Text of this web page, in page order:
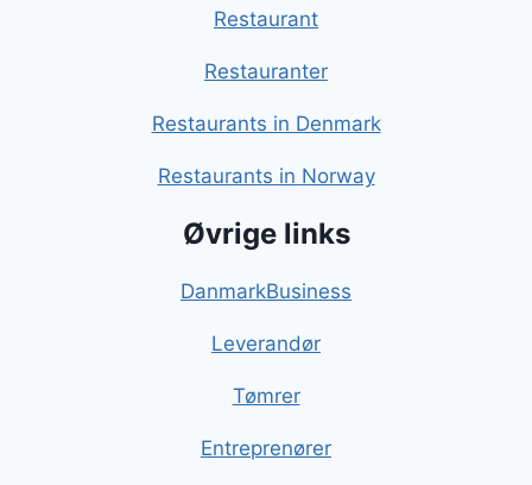
Restaurant
Restauranter
Restaurants in Denmark
Restaurants in Norway
Øvrige links
DanmarkBusiness
Leverandør
Tømrer
Entreprenører